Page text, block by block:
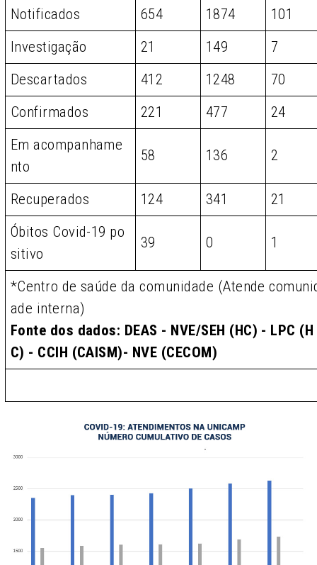
Notificados 654 1874
101
Investigação
21 149
7
Descartados
412 1248
70
Confirmados
221 477
24
Em acompanhame
nto
58 136 2
Recuperados 124 341
21
Óbitos Covid-19 po
sitivo
39 0 1
*Centro de saúde da comunidade (Atende
ade interna)
Fonte dos dados: DEAS - NVE/SEH (HC) - LPC (H
C) - CCIH (CAISM)- NVE (CECOM)